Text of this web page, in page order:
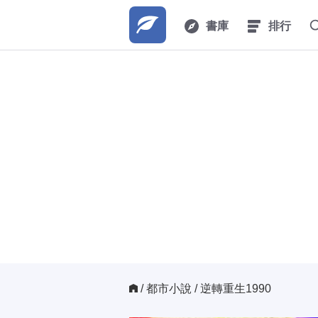
書庫 排行
/ 都市小說 / 逆轉重生1990